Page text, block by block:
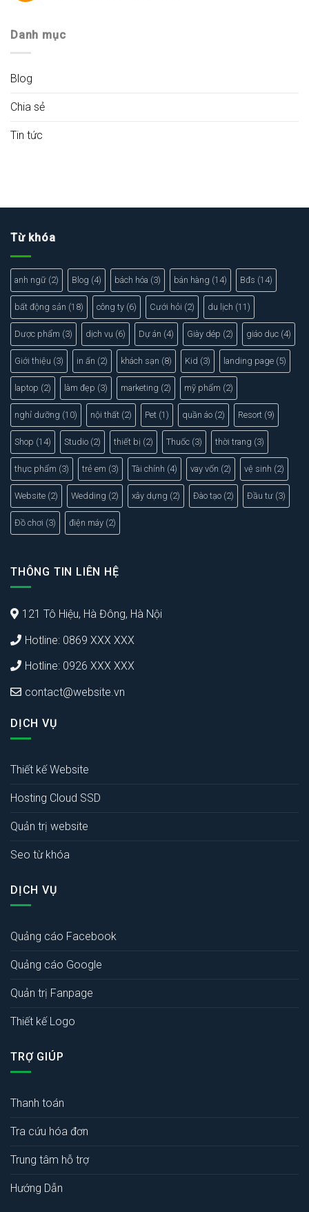
Danh mục
Blog
Chia sẻ
Tin tức
Từ khóa
anh ngữ (2) Blog (4) bách hóa (3) bán hàng (14) Bđs (14)
bất động sản (18) công ty (6) Cưới hỏi (2) du lịch (11)
Dược phẩm (3) dịch vụ (6) Dự án (4) Giày dép (2) giáo dục (4)
Giới thiệu (3) in ấn (2) khách sạn (8) Kid (3) landing page (5)
laptop (2) làm đẹp (3) marketing (2) mỹ phẩm (2)
nghỉ dưỡng (10) nội thất (2) Pet (1) quần áo (2) Resort (9)
Shop (14) Studio (2) thiết bị (2) Thuốc (3) thời trang (3)
thực phẩm (3) trẻ em (3) Tài chính (4) vay vốn (2) vệ sinh (2)
Website (2) Wedding (2) xây dựng (2) Đào tạo (2) Đầu tư (3)
Đồ chơi (3) điện máy (2)
THÔNG TIN LIÊN HỆ
121 Tô Hiệu, Hà Đông, Hà Nội
Hotline: 0869 XXX XXX
Hotline: 0926 XXX XXX
contact@website.vn
DỊCH VỤ
Thiết kế Website
Hosting Cloud SSD
Quản trị website
Seo từ khóa
DỊCH VỤ
Quảng cáo Facebook
Quảng cáo Google
Quản trị Fanpage
Thiết kế Logo
TRỢ GIÚP
Thanh toán
Tra cứu hóa đơn
Trung tâm hỗ trợ
Hướng Dẫn